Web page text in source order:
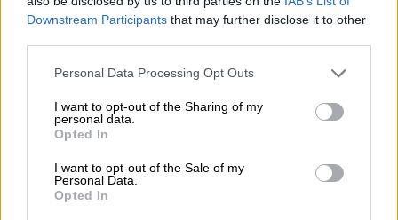
Downstream Participants that may further disclose it to other
Personal Data Processing Opt Outs
I want to opt-out of the Sharing of my
personal data.
Opted In
I want to opt-out of the Sale of my
Personal Data.
Opted In
Στη συνέχεια, το 2020, η Avis εξασφάλισε διεθνή
χρηματοδότηση ύψους 180 εκατ. ευρώ για την
ενίσχυση του στόλου της με ηλεκτρικά και
συναλλαγή επενδυτικής βαθμίδας στην Ελλάδα
μετά το 2010 και τη μεγαλύτερη τιτλοποίηση
εκτός του τραπεζικού τομέα, η οποία ενέταξε
παράλληλα την εταιρεία σε ένα κλειστό club